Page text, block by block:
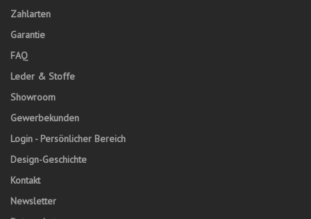
Zahlarten
Garantie
FAQ
Leder & Stoffe
Showroom
Gewerbekunden
Login - Persönlicher Bereich
Design-Geschichte
Kontakt
Newsletter